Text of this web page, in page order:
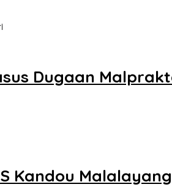
Dugaan
Kandou Malalayang